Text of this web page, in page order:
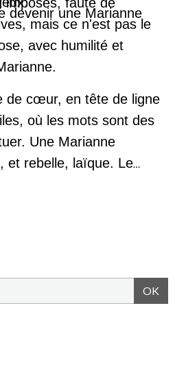
devenir une Marianne
imposés, faute de
mais ce n'est pas le
avec humilité et
de cœur, en tête de ligne
où les mots sont des
Une Marianne
et rebelle, laïque. Le
OK